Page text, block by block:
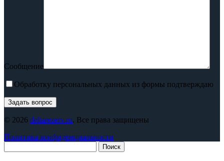
Сообщение
Обработку персональных данных из формы подтверждаю
© 2026 deltarezerv.ru. Все права защищены
Политика конфиденциальности
Поиск